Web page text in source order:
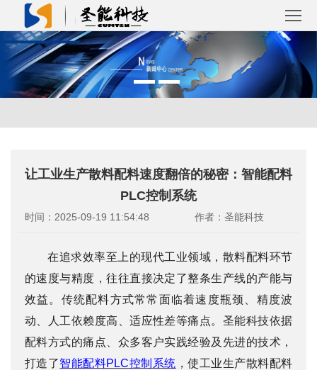
首
页
让工业生产散料配料速度翻倍的秘密：智能配料
PLC控制系统
时间：2025-09-19 11:54:48 作者：圣能科技
在追求效率至上的现代工业领域，散料配料环节
的速度与精度，往往直接决定了整条生产线的产能与
效益。传统配料方式常常面临着速度瓶颈、精度波
动、人工依赖度高、适应性差等痛点。圣能科技依据
配料方式的痛点、众多客户实践经验及先进的技术，
打造了智能配料PLC控制系统 ，使工业生产散料配料